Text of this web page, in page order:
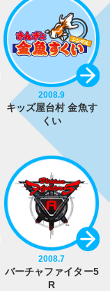
2008.9
キッズ屋台村 金魚す
くい
2008.7
バーチャファイター5
R